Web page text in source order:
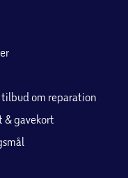
om reparation
& gavekort